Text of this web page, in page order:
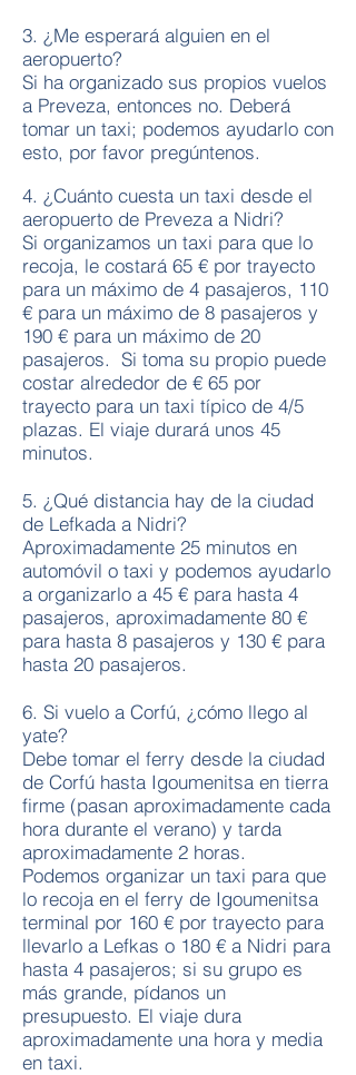
3. ¿Me esperará alguien en el
aeropuerto?
Si ha organizado sus propios vuelos
a Preveza, entonces no. Deberá
tomar un taxi; podemos ayudarlo con
esto, por favor pregúntenos.
4. ¿Cuánto cuesta un taxi desde el
aeropuerto de Preveza a Nidri?
Si organizamos un taxi para que lo
recoja, le costará 65 € por trayecto
para un máximo de 4 pasajeros, 110
€ para un máximo de 8 pasajeros y
190 € para un máximo de 20
pasajeros. Si toma su propio puede
costar alrededor de € 65 por
trayecto para un taxi típico de 4/5
plazas. El viaje durará unos 45
minutos.
5. ¿Qué distancia hay de la ciudad
de Lefkada a Nidri?
Aproximadamente 25 minutos en
automóvil o taxi y podemos ayudarlo
a organizarlo a 45 € para hasta 4
pasajeros, aproximadamente 80 €
para hasta 8 pasajeros y 130 € para
hasta 20 pasajeros.
6. Si vuelo a Corfú, ¿cómo llego al
yate?
Debe tomar el ferry desde la ciudad
de Corfú hasta Igoumenitsa en tierra
firme (pasan aproximadamente cada
hora durante el verano) y tarda
aproximadamente 2 horas.
Podemos organizar un taxi para que
lo recoja en el ferry de Igoumenitsa
terminal por 160 € por trayecto para
llevarlo a Lefkas o 180 € a Nidri para
hasta 4 pasajeros; si su grupo es
más grande, pídanos un
presupuesto. El viaje dura
aproximadamente una hora y media
en taxi.